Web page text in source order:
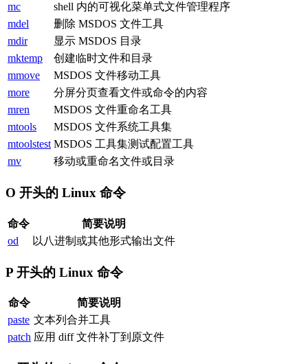
mc
shell 内的可视化菜单式文件管理程序
mdel
删除 MSDOS 文件工具
mdir
显示 MSDOS 目录
mktemp
创建临时文件和目录
mmove
MSDOS 文件移动工具
more
分屏分页查看文件或命令的内容
mren
MSDOS 文件重命名工具
mtools
MSDOS 文件系统工具集
mtoolstest MSDOS 工具集测试配置工具
mv
移动或重命名文件或目录
O 开头的 Linux 命令
命令
简要说明
od
以八进制或其他形式输出文件
P 开头的 Linux 命令
命令
简要说明
paste 文本列合并工具
patch 应用 diff 文件补丁到原文件